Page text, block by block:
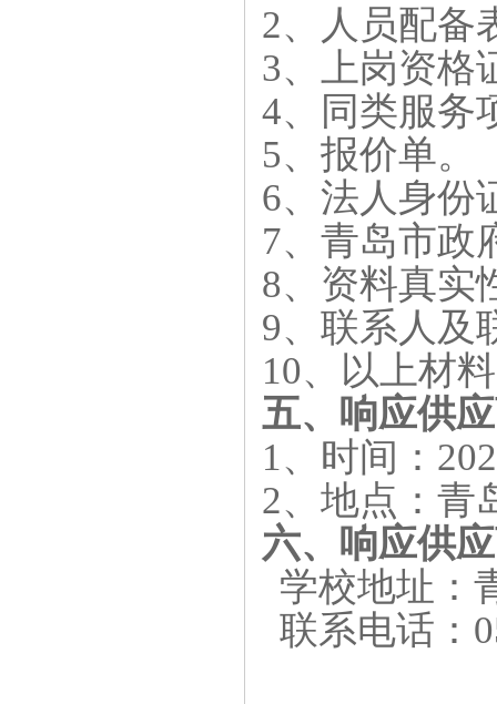
2、人员配备
3、上岗资格
4、同类服务
5、报价单。
6、法人身份
7、青岛市政
8、资料真实
9、联系人及
10、以上材
五、响应供
1、时间：
2、地点：青
六、响应供
学校地址：
联系电话：